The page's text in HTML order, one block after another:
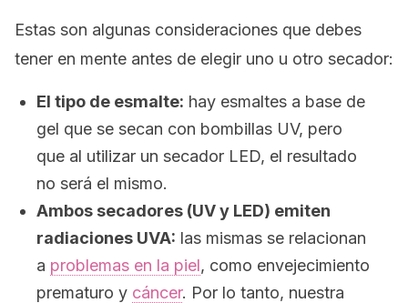
Estas son algunas consideraciones que debes
tener en mente antes de elegir uno u otro secador:
El tipo de esmalte: hay esmaltes a base de
gel que se secan con bombillas UV, pero
que al utilizar un secador LED, el resultado
no será el mismo.
Ambos secadores (UV y LED) emiten
radiaciones UVA: las mismas se relacionan
a problemas en la piel, como envejecimiento
prematuro y cáncer. Por lo tanto, nuestra